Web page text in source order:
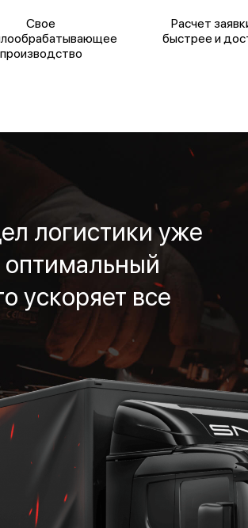
Свое
производство
Расчет
быстрее и
логистики уже
оптимальный
ускоряет все